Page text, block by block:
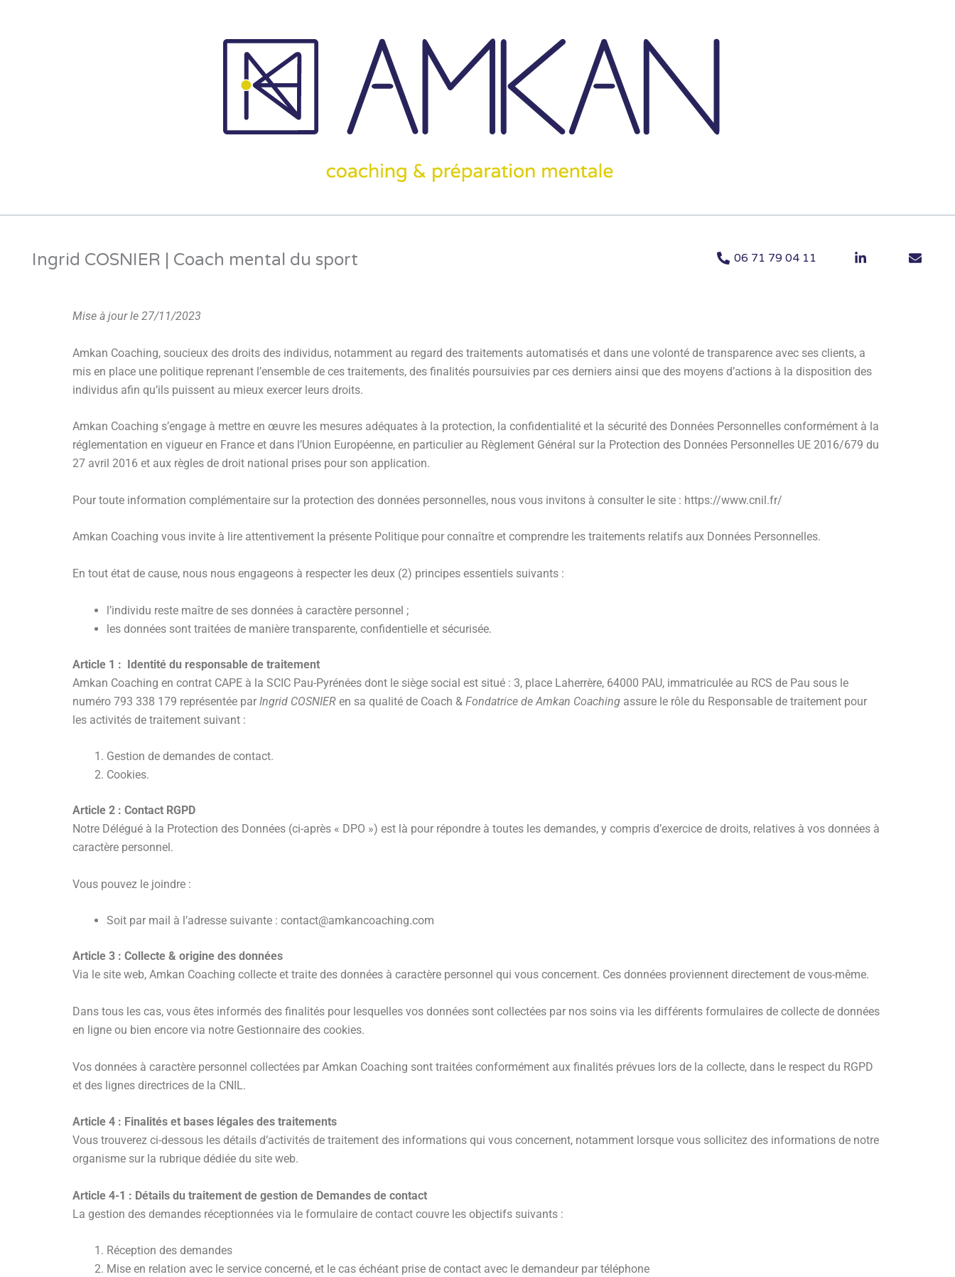
Ingrid COSNIER | Coach mental du sport 06 71 79 04 11
Mise à jour le 27/11/2023
Amkan Coaching, soucieux des droits des individus, notamment au regard des traitements automatisés et dans une volonté de transparence avec ses clients, a
mis en place une politique reprenant l’ensemble de ces traitements, des finalités poursuivies par ces derniers ainsi que des moyens d’actions à la disposition des
individus afin qu’ils puissent au mieux exercer leurs droits.
Amkan Coaching s’engage à mettre en œuvre les mesures adéquates à la protection, la confidentialité et la sécurité des Données Personnelles conformément à la
réglementation en vigueur en France et dans l’Union Européenne, en particulier au Règlement Général sur la Protection des Données Personnelles UE 2016/679 du
27 avril 2016 et aux règles de droit national prises pour son application.
Pour toute information complémentaire sur la protection des données personnelles, nous vous invitons à consulter le site : https://www.cnil.fr/
Amkan Coaching vous invite à lire attentivement la présente Politique pour connaître et comprendre les traitements relatifs aux Données Personnelles.
En tout état de cause, nous nous engageons à respecter les deux (2) principes essentiels suivants :
l’individu reste maître de ses données à caractère personnel ;
les données sont traitées de manière transparente, confidentielle et sécurisée.
Article 1 : Identité du responsable de traitement
Amkan Coaching en contrat CAPE à la SCIC Pau-Pyrénées dont le siège social est situé : 3, place Laherrère, 64000 PAU, immatriculée au RCS de Pau sous le
numéro 793 338 179 représentée par Ingrid COSNIER en sa qualité de Coach & Fondatrice de Amkan Coaching assure le rôle du Responsable de traitement pour
les activités de traitement suivant :
Gestion de demandes de contact.
Cookies.
Article 2 : Contact RGPD
Notre Délégué à la Protection des Données (ci-après « DPO ») est là pour répondre à toutes les demandes, y compris d’exercice de droits, relatives à vos données à
caractère personnel.
Vous pouvez le joindre :
Soit par mail à l’adresse suivante : contact@amkancoaching.com
Article 3 : Collecte & origine des données
Via le site web, Amkan Coaching collecte et traite des données à caractère personnel qui vous concernent. Ces données proviennent directement de vous-même.
Dans tous les cas, vous êtes informés des finalités pour lesquelles vos données sont collectées par nos soins via les différents formulaires de collecte de données
en ligne ou bien encore via notre Gestionnaire des cookies.
Vos données à caractère personnel collectées par Amkan Coaching sont traitées conformément aux finalités prévues lors de la collecte, dans le respect du RGPD
et des lignes directrices de la CNIL.
Article 4 : Finalités et bases légales des traitements
Vous trouverez ci-dessous les détails d’activités de traitement des informations qui vous concernent, notamment lorsque vous sollicitez des informations de notre
organisme sur la rubrique dédiée du site web.
Article 4-1 : Détails du traitement de gestion de Demandes de contact
La gestion des demandes réceptionnées via le formulaire de contact couvre les objectifs suivants :
Réception des demandes
Mise en relation avec le service concerné, et le cas échéant prise de contact avec le demandeur par téléphone